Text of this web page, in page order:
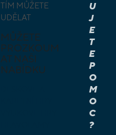
TÍM MŮŽETE
UDĚLAT
MŮŽETE
PROZKOUM
AT NAŠI
NABÍDKU
U
J
E
T
E
P
O
M
O
C
?